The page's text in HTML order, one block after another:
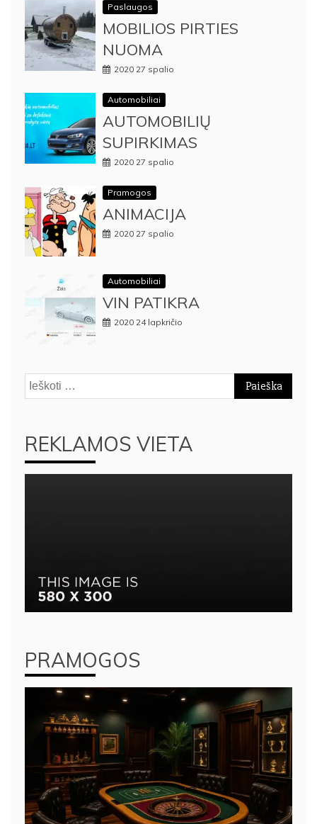
Paslaugos
MOBILIOS PIRTIES
NUOMA
2020 27 spalio
Automobiliai
AUTOMOBILIŲ
SUPIRKIMAS
2020 27 spalio
Pramogos
ANIMACIJA
2020 27 spalio
Automobiliai
VIN PATIKRA
2020 24 lapkričio
Ieškoti:
REKLAMOS VIETA
PRAMOGOS